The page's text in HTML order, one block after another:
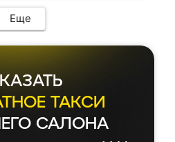
Еще
ТАКСИ
САЛОНА